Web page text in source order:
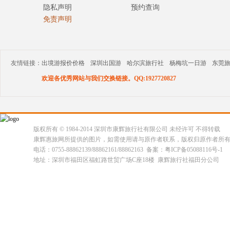
隐私声明
免责声明
预约查询
友情链接： 出境游报价价格 深圳出国游 哈尔滨旅行社 杨梅坑一日游 东莞
欢迎各优秀网站与我们交换链接。QQ:1927720827
版权所有 © 1984-2014 深圳市康辉旅行社有限公司 未经许可 不得转载
康辉惠旅网所提供的图片，如需使用请与原作者联系，版权归原作者所
电话：0755-88862139/88862161/88862163 备案：粤ICP备05088116号-1
地址：深圳市福田区福虹路世贸广场C座18楼 康辉旅行社福田分公司